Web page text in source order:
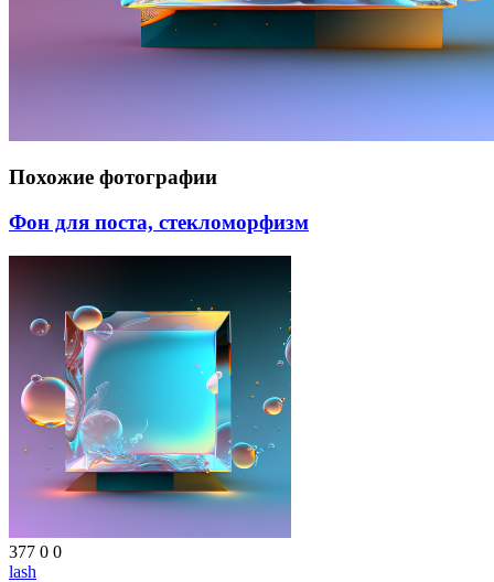
Похожие фотографии
Фон для поста, стекломорфизм
377 0 0
lash